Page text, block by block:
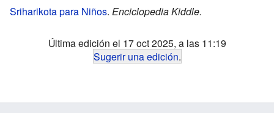
Sriharikota para Niños. Enciclopedia Kiddle.
Última edición el 17 oct 2025, a las 11:19
Sugerir una edición.